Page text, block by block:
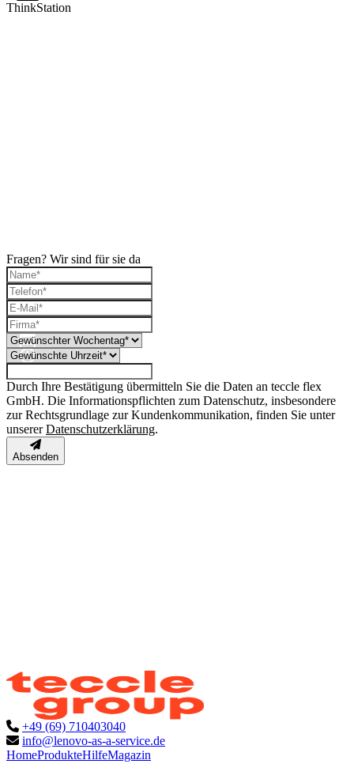
ThinkStation
Fragen? Wir sind für sie da
Durch Ihre Bestätigung übermitteln Sie die Daten an teccle flex
GmbH. Die Informationspflichten zum Datenschutz, insbesondere
zur Rechtsgrundlage zur Kundenkommunikation, finden Sie unter
unsererDatenschutzerklärung.
Absenden
+49 (69) 710403040
info@lenovo-as-a-service.de
HomeProdukteHilfeMagazin